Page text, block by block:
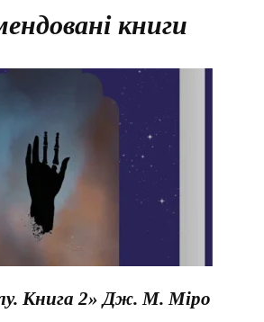
книги
Книга 2» Дж. М. Міро